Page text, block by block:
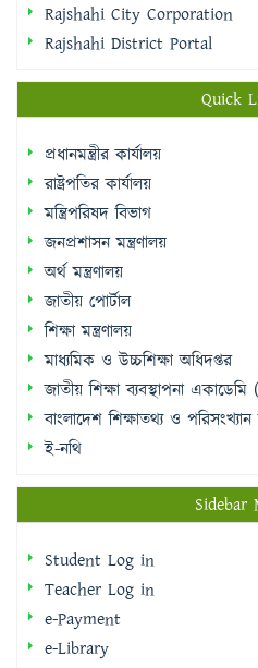
Rajshahi City Corporation
Rajshahi District Portal
Quick
প্রধানমন্ত্রীর কার্যালয়
রাষ্ট্রপতির কার্যালয়
মন্ত্রিপরিষদ বিভাগ
জনপ্রশাসন মন্ত্রণালয়
অর্থ মন্ত্রণালয়
জাতীয় পোর্টাল
শিক্ষা মন্ত্রণালয়
মাধ্যমিক ও উচ্চশিক্ষা অধিদপ্তর
জাতীয় শিক্ষা ব্যবস্থাপনা একাডেমি
বাংলাদেশ শিক্ষাতথ্য ও
ই-নথি
Sidebar
Student Log in
Teacher Log in
e-Payment
e-Library